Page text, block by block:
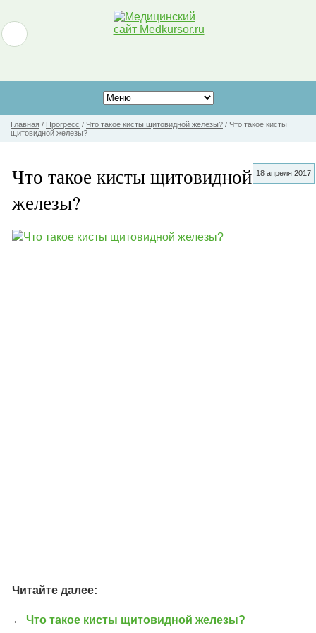
Главная / Прогресс / Что такое кисты щитовидной железы? / Что такое кисты
щитовидной железы?
18 апреля 2017
Что такое кисты щитовидной
железы?
Читайте далее:
←Что такое кисты щитовидной железы?